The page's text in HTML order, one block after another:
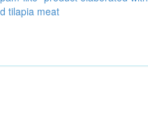
tilapia meat